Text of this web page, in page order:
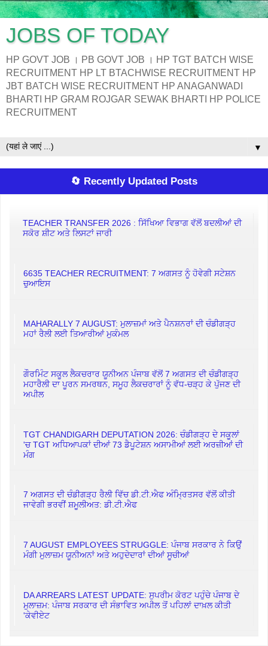
JOBS OF TODAY
HP GOVT JOB । PB GOVT JOB । HP TGT BATCH WISE
RECRUITMENT HP LT BTACHWISE RECRUITMENT HP
JBT BATCH WISE RECRUITMENT HP ANAGANWADI
BHARTI HP GRAM ROJGAR SEWAK BHARTI HP POLICE
RECRUITMENT
▼
🔄 Recently Updated Posts
TEACHER TRANSFER 2026 : ਸਿੱਖਿਆ ਵਿਭਾਗ ਵੱਲੋਂ ਬਦਲੀਆਂ ਦੀ
ਸਕੋਰ ਸ਼ੀਟ ਅਤੇ ਲਿਸਟਾਂ ਜਾਰੀ
6635 TEACHER RECRUITMENT: 7 ਅਗਸਤ ਨੂੰ ਹੋਵੇਗੀ ਸਟੇਸ਼ਨ
ਚੁਆਇਸ
MAHARALLY 7 AUGUST: ਮੁਲਾਜ਼ਮਾਂ ਅਤੇ ਪੈਨਸ਼ਨਰਾਂ ਦੀ ਚੰਡੀਗੜ੍ਹ
ਮਹਾਂ ਰੈਲੀ ਲਈ ਤਿਆਰੀਆਂ ਮੁਕੰਮਲ
ਗੌਰਮਿੰਟ ਸਕੂਲ ਲੈਕਚਰਾਰ ਯੂਨੀਅਨ ਪੰਜਾਬ ਵੱਲੋਂ 7 ਅਗਸਤ ਦੀ ਚੰਡੀਗੜ੍ਹ
ਮਹਾਰੈਲੀ ਦਾ ਪੂਰਨ ਸਮਰਥਨ, ਸਮੂਹ ਲੈਕਚਰਾਰਾਂ ਨੂੰ ਵੱਧ-ਚੜ੍ਹ ਕੇ ਪੁੱਜਣ ਦੀ
ਅਪੀਲ
TGT CHANDIGARH DEPUTATION 2026: ਚੰਡੀਗੜ੍ਹ ਦੇ ਸਕੂਲਾਂ
'ਚ TGT ਅਧਿਆਪਕਾਂ ਦੀਆਂ 73 ਡੈਪੂਟੇਸ਼ਨ ਅਸਾਮੀਆਂ ਲਈ ਅਰਜ਼ੀਆਂ ਦੀ
ਮੰਗ
7 ਅਗਸਤ ਦੀ ਚੰਡੀਗੜ੍ਹ ਰੈਲੀ ਵਿੱਚ ਡੀ.ਟੀ.ਐਫ ਅੰਮ੍ਰਿਤਸਰ ਵੱਲੋਂ ਕੀਤੀ
ਜਾਵੇਗੀ ਭਰਵੀਂ ਸ਼ਮੂਲੀਅਤ: ਡੀ.ਟੀ.ਐਫ
7 AUGUST EMPLOYEES STRUGGLE: ਪੰਜਾਬ ਸਰਕਾਰ ਨੇ ਕਿਉਂ
ਮੰਗੀ ਮੁਲਾਜ਼ਮ ਯੂਨੀਅਨਾਂ ਅਤੇ ਅਹੁਦੇਦਾਰਾਂ ਦੀਆਂ ਸੂਚੀਆਂ
DA ARREARS LATEST UPDATE: ਸੁਪਰੀਮ ਕੋਰਟ ਪਹੁੰਚੇ ਪੰਜਾਬ ਦੇ
ਮੁਲਾਜ਼ਮ: ਪੰਜਾਬ ਸਰਕਾਰ ਦੀ ਸੰਭਾਵਿਤ ਅਪੀਲ ਤੋਂ ਪਹਿਲਾਂ ਦਾਖ਼ਲ ਕੀਤੀ
'ਕੇਵੀਏਟ